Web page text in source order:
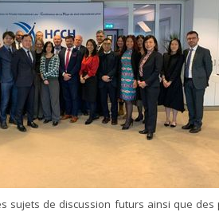
sujets de discussion futurs ainsi que